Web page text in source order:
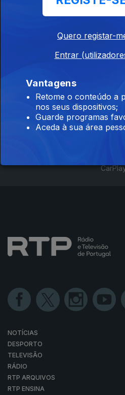
Instale a
NOTÍCIAS
DESPORTO
TELEVISÃO
RÁDIO
RTP ARQUIVOS
RTP ENSINA
Quero registar-
Entrar
Vantagens
Retome o conteúdo a
nos seus dispositivos;
Guarde programas
Aceda à sua área